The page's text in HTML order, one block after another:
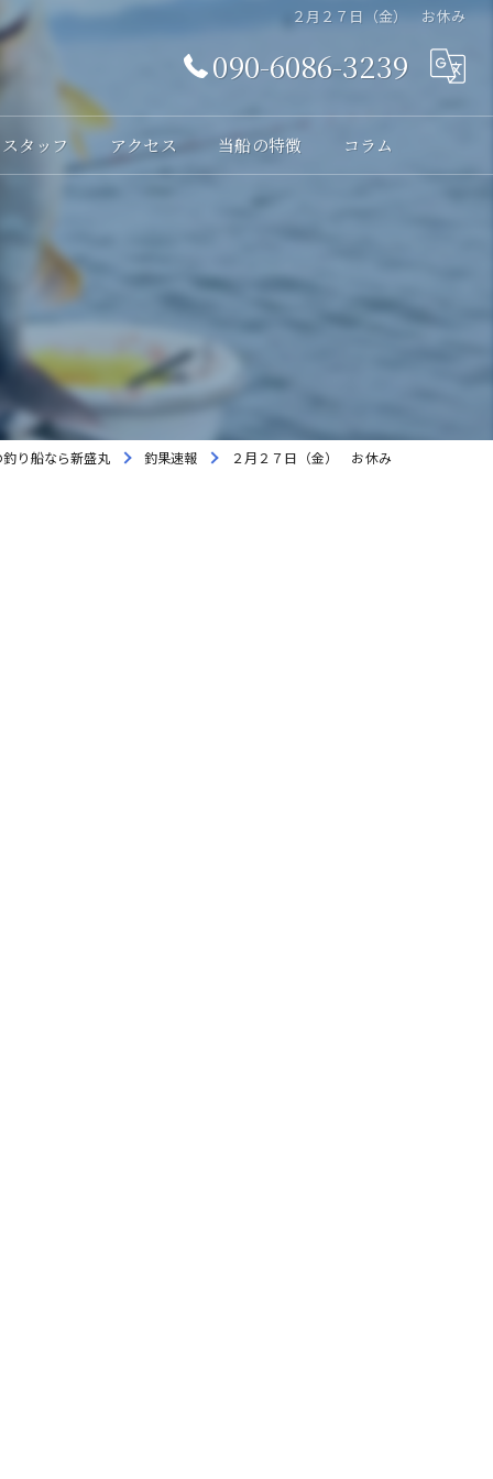
２月２７日（金） お休み
090-6086-3239
スタッフ アクセス 当船の特徴
レンタル
初心者
コラム
り船なら新盛丸 釣果速報 ２月２７日（金） お休み